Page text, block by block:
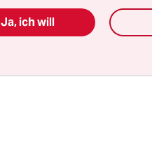
Ja, ich will